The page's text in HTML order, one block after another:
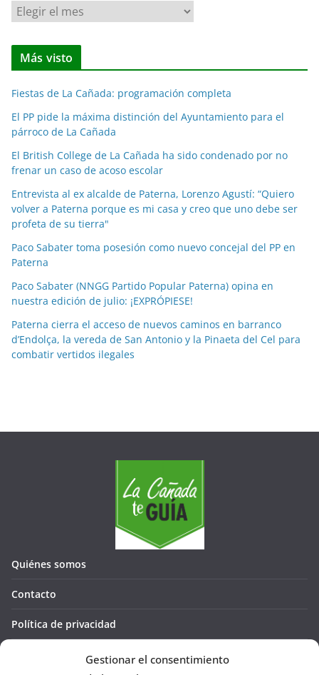
Gestionar el consentimiento
N
o
t
i
a
s
p
o
m
e
e
Más visto
Fiestas de La Cañada: programación completa
El PP pide la máxima distinción del Ayuntamiento para el
párroco de La Cañada
El British College de La Cañada ha sido condenado por no
frenar un caso de acoso escolar
Entrevista al ex alcalde de Paterna, Lorenzo Agustí: “Quiero
volver a Paterna porque es mi casa y creo que uno debe ser
profeta de su tierra"
Paco Sabater toma posesión como nuevo concejal del PP en
Paterna
Paco Sabater (NNGG Partido Popular Paterna) opina en
nuestra edición de julio: ¡EXPRÓPIESE!
Paterna cierra el acceso de nuevos caminos en barranco
d’Endolça, la vereda de San Antonio y la Pinaeta del Cel para
combatir vertidos ilegales
Quiénes somos
Contacto
Política de privacidad
Política de cookies (UE)